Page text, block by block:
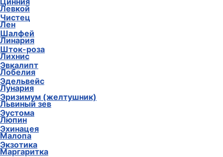
Чистец
Шалфей
Шток-роза
Эвкалипт
Эдельвейс
Эризимум (желтушник)
Эустома
Эхинацея
Экзотика
Левкой
Лен
Линария
Лихнис
Лобелия
Лунария
Львиный зев
Люпин
Малопа
Маргаритка